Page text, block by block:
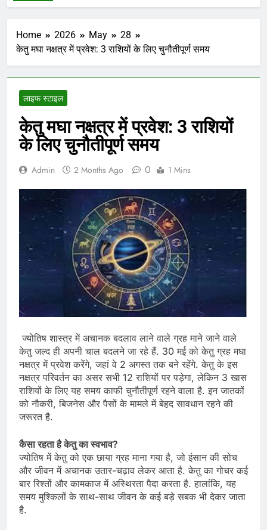
Home 2026 May
28
केतु मघा नक्षत्र में प्रवेश: 3 राशियों के लिए चुनौतीपूर्ण समय
लाइफ स्टाइल
केतु मघा नक्षत्र में प्रवेश: 3 राशियों
के लिए चुनौतीपूर्ण समय
Admin 2 Months Ago 0 1 Mins
ज्योतिष शास्त्र में अचानक बदलाव लाने वाले ग्रह माने जाने वाले
केतु जल्द ही अपनी चाल बदलने जा रहे हैं. 30 मई को केतु ग्रह मघा
नक्षत्र में प्रवेश करेंगे, जहां वे 2 अगस्त तक बने रहेंगे. केतु के इस
नक्षत्र परिवर्तन का असर सभी 12 राशियों पर पड़ेगा, लेकिन 3 खास
राशियों के लिए यह समय काफी चुनौतीपूर्ण रहने वाला है. इन जातकों
को नौकरी, बिजनेस और पैसों के मामले में बेहद सावधान रहने की
जरूरत है.
कैसा रहता है केतु का स्वभाव?
ज्योतिष में केतु को एक छाया ग्रह माना गया है, जो इंसान की सोच
और जीवन में अचानक उतार-चढ़ाव लेकर आता है. केतु का गोचर कई
बार रिश्तों और कामकाज में अस्थिरता पैदा करता है. हालांकि, यह
समय मुश्किलों के साथ-साथ जीवन के कई बड़े सबक भी देकर जाता
है.